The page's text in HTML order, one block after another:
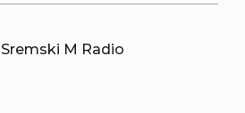
Sremski M Radio